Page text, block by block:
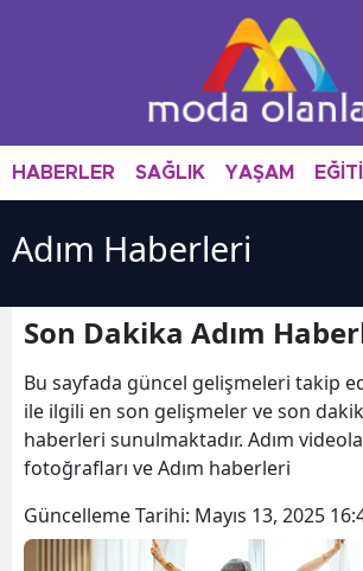
HABERLER SAĞLIK YAŞAM
Adım Haberleri
Son Dakika Adım
Bu sayfada güncel gelişmeleri takip
ile ilgili en son gelişmeler ve son
haberleri sunulmaktadır. Adım
fotoğrafları ve Adım haberleri
Güncelleme Tarihi: Mayıs 13, 2025